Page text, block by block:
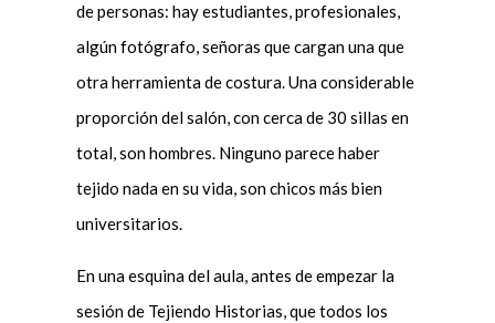
de personas: hay estudiantes, profesionales,
algún fotógrafo, señoras que cargan una que
otra herramienta de costura. Una considerable
proporción del salón, con cerca de 30 sillas en
total, son hombres. Ninguno parece haber
tejido nada en su vida, son chicos más bien
universitarios.
En una esquina del aula, antes de empezar la
sesión de Tejiendo Historias, que todos los